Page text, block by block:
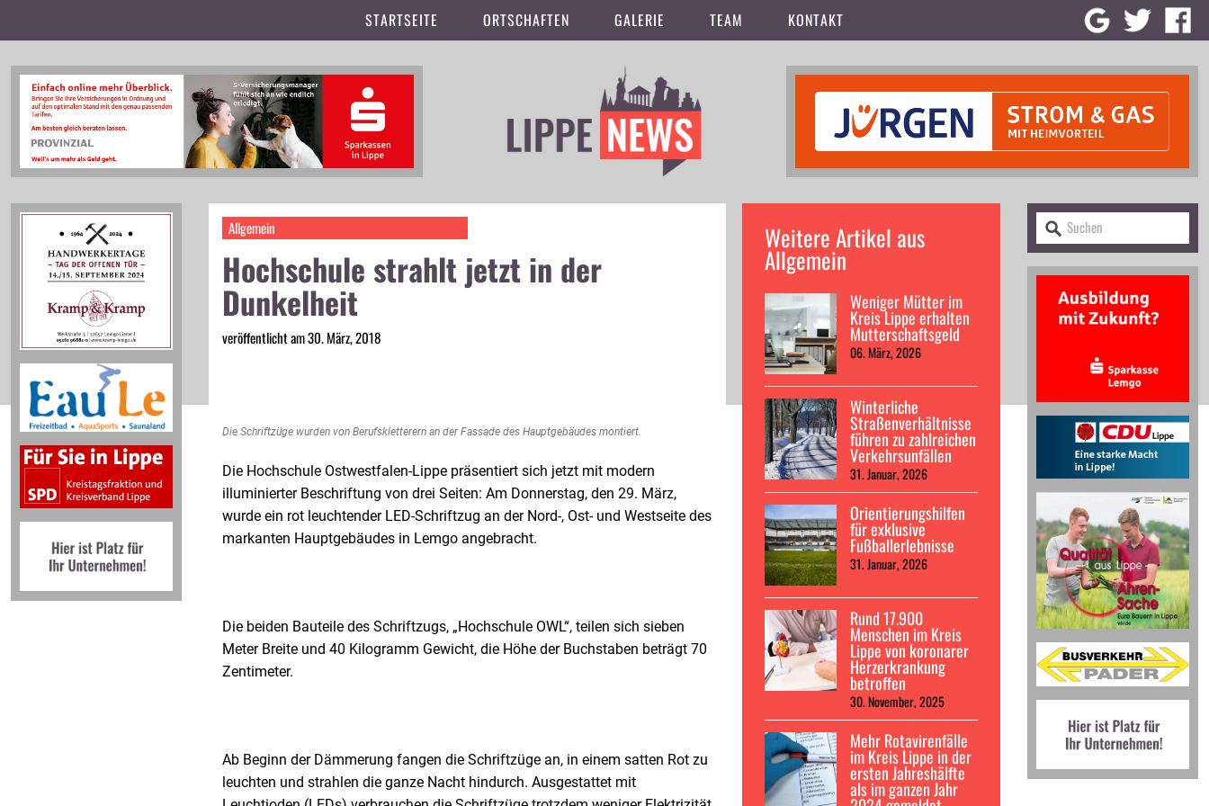
STARTSEITE ORTSCHAFTEN GALERIE TEAM KONTAKT
Allgemein
Hochschule strahlt jetzt in der
Dunkelheit
veröffentlicht am 30. März, 2018
Die Schriftzüge wurden von Berufskletterern an der Fassade des Hauptgebäudes montiert.
Die Hochschule Ostwestfalen-Lippe präsentiert sich jetzt mit modern
illuminierter Beschriftung von drei Seiten: Am Donnerstag, den 29. März,
wurde ein rot leuchtender LED-Schriftzug an der Nord-, Ost- und Westseite des
markanten Hauptgebäudes in Lemgo angebracht.
Die beiden Bauteile des Schriftzugs, „Hochschule OWL“, teilen sich sieben
Meter Breite und 40 Kilogramm Gewicht, die Höhe der Buchstaben beträgt 70
Zentimeter.
Ab Beginn der Dämmerung fangen die Schriftzüge an, in einem satten Rot zu
leuchten und strahlen die ganze Nacht hindurch. Ausgestattet mit
Weitere Artikel aus
Allgemein
Weniger Mütter im
Kreis Lippe erhalten
Mutterschaftsgeld
06. März, 2026
Winterliche
Straßenverhältnisse
führen zu zahlreichen
Verkehrsunfällen
31. Januar, 2026
Orientierungshilfen
für exklusive
Fußballerlebnisse
31. Januar, 2026
Rund 17.900
Menschen im Kreis
Lippe von koronarer
Herzerkrankung
betroffen
30. November, 2025
Mehr Rotavirenfälle
im Kreis Lippe in der
ersten Jahreshälfte
als im ganzen Jahr